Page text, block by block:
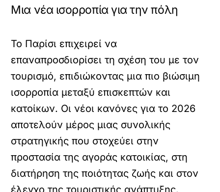
Μια νέα ισορροπία για την πόλη
Το Παρίσι επιχειρεί να
επαναπροσδιορίσει τη σχέση του με τον
τουρισμό, επιδιώκοντας μια πιο βιώσιμη
ισορροπία μεταξύ επισκεπτών και
κατοίκων. Οι νέοι κανόνες για το 2026
αποτελούν μέρος μιας συνολικής
στρατηγικής που στοχεύει στην
προστασία της αγοράς κατοικίας, στη
διατήρηση της ποιότητας ζωής και στον
έλεγχο της τουριστικής ανάπτυξης.